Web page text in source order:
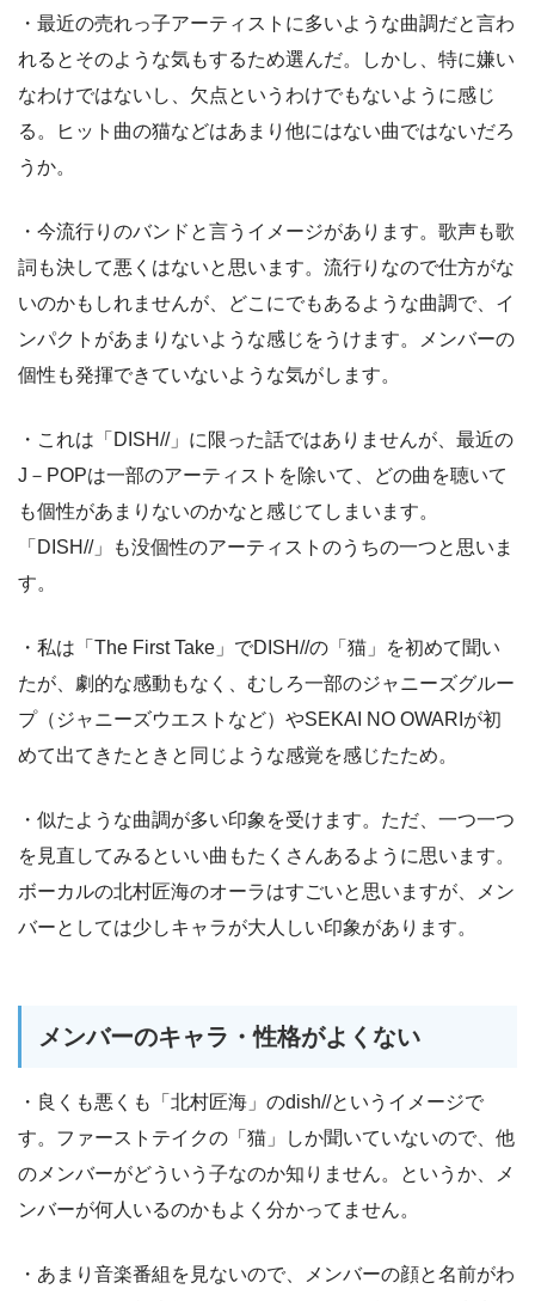
・最近の売れっ子アーティストに多いような曲調だと言わ
れるとそのような気もするため選んだ。しかし、特に嫌い
なわけではないし、欠点というわけでもないように感じ
る。ヒット曲の猫などはあまり他にはない曲ではないだろ
うか。
・今流行りのバンドと言うイメージがあります。歌声も歌
詞も決して悪くはないと思います。流行りなので仕方がな
いのかもしれませんが、どこにでもあるような曲調で、イ
ンパクトがあまりないような感じをうけます。メンバーの
個性も発揮できていないような気がします。
・これは「DISH//」に限った話ではありませんが、最近の
J－POPは一部のアーティストを除いて、どの曲を聴いて
も個性があまりないのかなと感じてしまいます。
「DISH//」も没個性のアーティストのうちの一つと思いま
す。
・私は「The First Take」でDISH//の「猫」を初めて聞い
たが、劇的な感動もなく、むしろ一部のジャニーズグルー
プ（ジャニーズウエストなど）やSEKAI NO OWARIが初
めて出てきたときと同じような感覚を感じたため。
・似たような曲調が多い印象を受けます。ただ、一つ一つ
を見直してみるといい曲もたくさんあるように思います。
ボーカルの北村匠海のオーラはすごいと思いますが、メン
バーとしては少しキャラが大人しい印象があります。
メンバーのキャラ・性格がよくない
・良くも悪くも「北村匠海」のdish//というイメージで
す。ファーストテイクの「猫」しか聞いていないので、他
のメンバーがどういう子なのか知りません。というか、メ
ンバーが何人いるのかもよく分かってません。
・あまり音楽番組を見ないので、メンバーの顔と名前がわ